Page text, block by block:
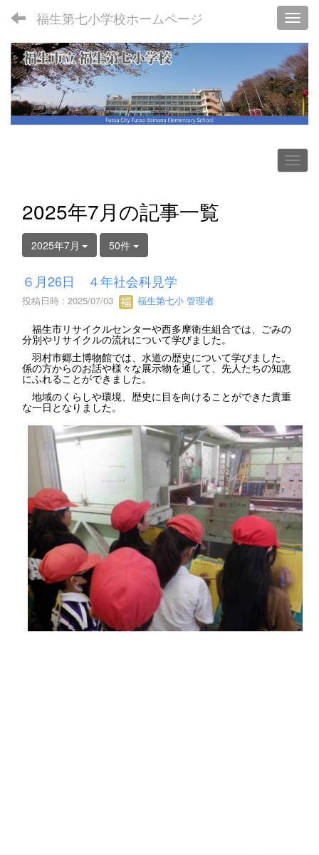
福生第七小学校ホームページ
2025年7月の記事一覧
2025年7月 50件
６月26日 ４年社会科見学
投稿日時 : 2025/07/03 福生第七小 管理者
福生市リサイクルセンターや西多摩衛生組合では、ごみの
分別やリサイクルの流れについて学びました。
羽村市郷土博物館では、水道の歴史について学びました。
係の方からのお話や様々な展示物を通して、先人たちの知恵
にふれることができました。
地域のくらしや環境、歴史に目を向けることができた貴重
な一日となりました。